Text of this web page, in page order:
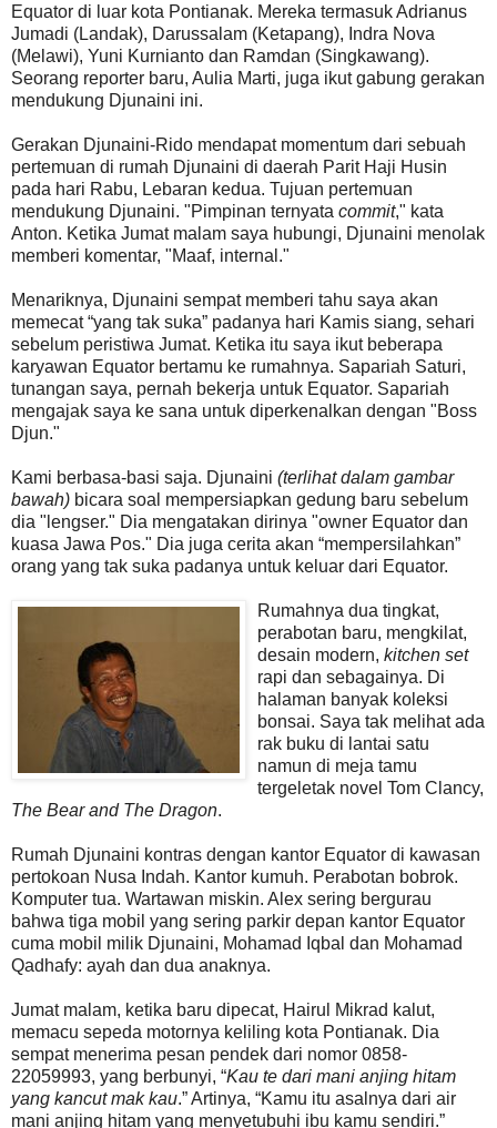
Equator di luar kota Pontianak. Mereka termasuk Adrianus
Jumadi (Landak), Darussalam (Ketapang), Indra Nova
(Melawi), Yuni Kurnianto dan Ramdan (Singkawang).
Seorang reporter baru, Aulia Marti, juga ikut gabung gerakan
mendukung Djunaini ini.
Gerakan Djunaini-Rido mendapat momentum dari sebuah
pertemuan di rumah Djunaini di daerah Parit Haji Husin
pada hari Rabu, Lebaran kedua. Tujuan pertemuan
mendukung Djunaini. "Pimpinan ternyata commit," kata
Anton. Ketika Jumat malam saya hubungi, Djunaini menolak
memberi komentar, "Maaf, internal."
Menariknya, Djunaini sempat memberi tahu saya akan
memecat “yang tak suka” padanya hari Kamis siang, sehari
sebelum peristiwa Jumat. Ketika itu saya ikut beberapa
karyawan Equator bertamu ke rumahnya. Sapariah Saturi,
tunangan saya, pernah bekerja untuk Equator. Sapariah
mengajak saya ke sana untuk diperkenalkan dengan "Boss
Djun."
Kami berbasa-basi saja. Djunaini (terlihat dalam gambar
bawah) bicara soal mempersiapkan gedung baru sebelum
dia "lengser." Dia mengatakan dirinya "owner Equator dan
kuasa Jawa Pos." Dia juga cerita akan “mempersilahkan”
orang yang tak suka padanya untuk keluar dari Equator.
Rumahnya dua tingkat,
perabotan baru, mengkilat,
desain modern, kitchen set
rapi dan sebagainya. Di
halaman banyak koleksi
bonsai. Saya tak melihat ada
rak buku di lantai satu
namun di meja tamu
tergeletak novel Tom Clancy,
The Bear and The Dragon.
Rumah Djunaini kontras dengan kantor Equator di kawasan
pertokoan Nusa Indah. Kantor kumuh. Perabotan bobrok.
Komputer tua. Wartawan miskin. Alex sering bergurau
bahwa tiga mobil yang sering parkir depan kantor Equator
cuma mobil milik Djunaini, Mohamad Iqbal dan Mohamad
Qadhafy: ayah dan dua anaknya.
Jumat malam, ketika baru dipecat, Hairul Mikrad kalut,
memacu sepeda motornya keliling kota Pontianak. Dia
sempat menerima pesan pendek dari nomor 0858-
22059993, yang berbunyi, “Kau te dari mani anjing hitam
yang kancut mak kau.” Artinya, “Kamu itu asalnya dari air
mani anjing hitam yang menyetubuhi ibu kamu sendiri.”